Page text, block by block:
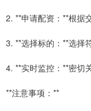
2. **申请配资：**根据
3. **选择标的：**选择
4. **实时监控：**密切
**注意事项：**